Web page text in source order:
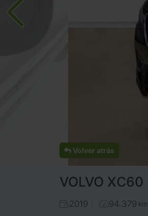
Volver atrás
VOLVO XC60
2019 94.379